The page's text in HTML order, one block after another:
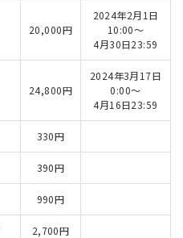
20,000円
2024年2月1日
10:00～
4月30日23:59
24,800円
2024年3月17日
0:00～
4月16日23:59
330円
390円
990円
2,700円